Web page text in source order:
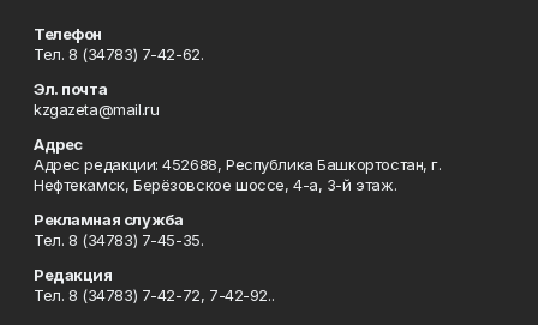
Телефон
Тел. 8 (34783) 7-42-62.
Эл. почта
kzgazeta@mail.ru
Адрес
Адрес редакции: 452688, Республика Башкортостан, г.
Нефтекамск, Берёзовское шоссе, 4-а, 3-й этаж.
Рекламная служба
Тел. 8 (34783) 7-45-35.
Редакция
Тел. 8 (34783) 7-42-72, 7-42-92..